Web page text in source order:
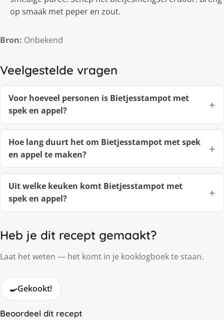
op smaak met peper en zout.
Bron: Onbekend
Veelgestelde vragen
Voor hoeveel personen is Bietjesstampot met
spek en appel?
Hoe lang duurt het om Bietjesstampot met spek
en appel te maken?
Uit welke keuken komt Bietjesstampot met
spek en appel?
Heb je dit recept gemaakt?
Laat het weten — het komt in je kooklogboek te staan.
🍳Gekookt!
Beoordeel dit recept